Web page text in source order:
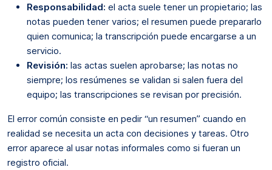
Responsabilidad: el acta suele tener un propietario; las
notas pueden tener varios; el resumen puede prepararlo
quien comunica; la transcripción puede encargarse a un
servicio.
Revisión: las actas suelen aprobarse; las notas no
siempre; los resúmenes se validan si salen fuera del
equipo; las transcripciones se revisan por precisión.
El error común consiste en pedir “un resumen” cuando en
realidad se necesita un acta con decisiones y tareas. Otro
error aparece al usar notas informales como si fueran un
registro oficial.